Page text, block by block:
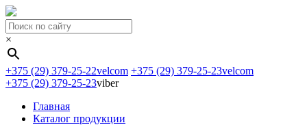
×
+375 (29) 379-25-22velcom +375 (29) 379-25-23velcom
+375 (29) 379-25-23viber
Главная
Каталог продукции